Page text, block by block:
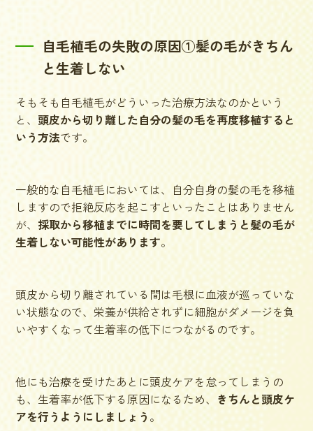
自毛植毛の失敗の原因①髪の毛がきちん
と生着しない
そもそも自毛植毛がどういった治療方法なのかという
と、 頭皮から切り離した自分の髪の毛を再度移植すると
いう方法です。
一般的な自毛植毛においては、自分自身の髪の毛を移植
しますので拒絶反応を起こすといったことはありません
が、 採取から移植までに時間を要してしまうと髪の毛が
生着しない可能性があります。
頭皮から切り離されている間は毛根に血液が巡っていな
い状態なので、栄養が供給されずに細胞がダメージを負
いやすくなって生着率の低下につながるのです。
他にも治療を受けたあとに頭皮ケアを怠ってしまうの
も、生着率が低下する原因になるため、 きちんと頭皮ケ
アを行うようにしましょう 。